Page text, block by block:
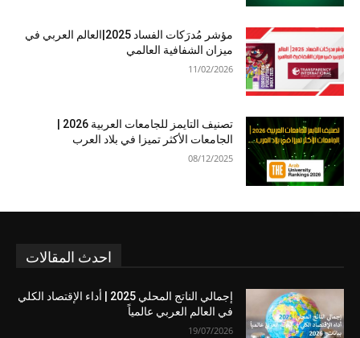
مؤشر مُدرَكات الفساد 2025|العالم العربي في
ميزان الشفافية العالمي
11/02/2026
الجامعات الأكثر تميزا في بلاد العرب
08/12/2025
احدث المقالات
إجمالي الناتج المحلي 2025 | أداء الإقتصاد الكلي
في العالم العربي عالمياً
19/07/2026